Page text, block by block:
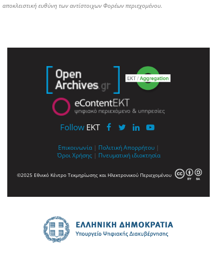
αποκλειστική ευθύνη των αντίστοιχων Φορέων περιεχομένου.
Follow EKT
Επικοινωνία | Πολιτική Απορρήτου |
Όροι Χρήσης | Πνευματική ιδιοκτησία
©2025 Εθνικό Κέντρο Τεκμηρίωσης και Ηλεκτρονικού Περιεχομένου